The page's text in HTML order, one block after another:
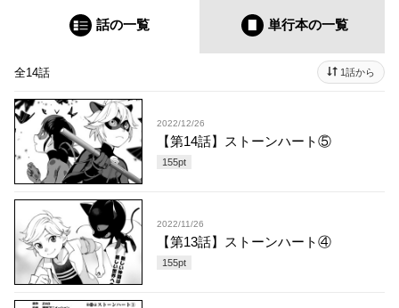
話の一覧 単行本の一覧
全14話 1話から
2022/12/26
【第14話】ストーンハート⑤
155pt
2022/11/26
【第13話】ストーンハート④
155pt